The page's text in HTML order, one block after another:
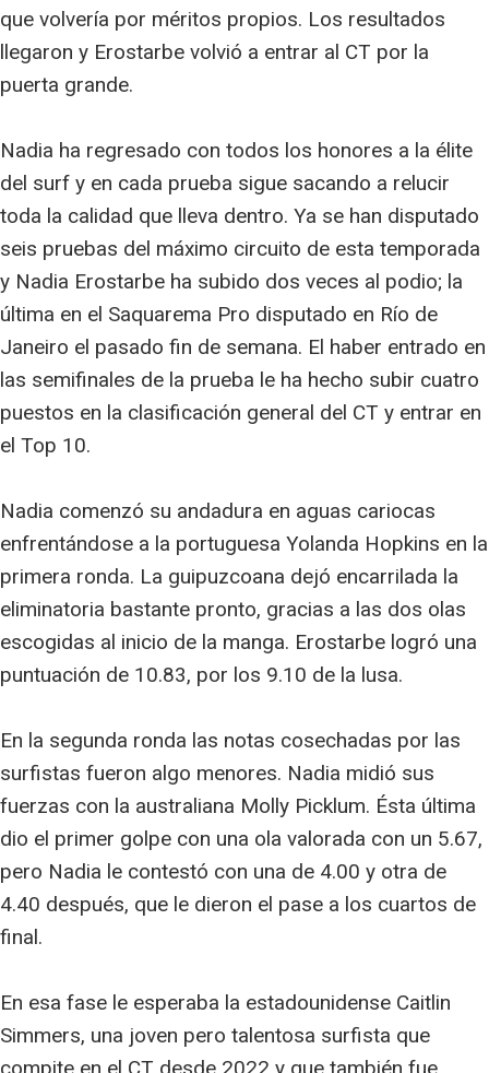
que volvería por méritos propios. Los resultados
llegaron y Erostarbe volvió a entrar al CT por la
puerta grande.
Nadia ha regresado con todos los honores a la élite
del surf y en cada prueba sigue sacando a relucir
toda la calidad que lleva dentro. Ya se han disputado
seis pruebas del máximo circuito de esta temporada
y Nadia Erostarbe ha subido dos veces al podio; la
última en el Saquarema Pro disputado en Río de
Janeiro el pasado fin de semana. El haber entrado en
las semifinales de la prueba le ha hecho subir cuatro
puestos en la clasificación general del CT y entrar en
el Top 10.
Nadia comenzó su andadura en aguas cariocas
enfrentándose a la portuguesa Yolanda Hopkins en la
primera ronda. La guipuzcoana dejó encarrilada la
eliminatoria bastante pronto, gracias a las dos olas
escogidas al inicio de la manga. Erostarbe logró una
puntuación de 10.83, por los 9.10 de la lusa.
En la segunda ronda las notas cosechadas por las
surfistas fueron algo menores. Nadia midió sus
fuerzas con la australiana Molly Picklum. Ésta última
dio el primer golpe con una ola valorada con un 5.67,
pero Nadia le contestó con una de 4.00 y otra de
4.40 después, que le dieron el pase a los cuartos de
final.
En esa fase le esperaba la estadounidense Caitlin
Simmers, una joven pero talentosa surfista que
compite en el CT desde 2022 y que también fue